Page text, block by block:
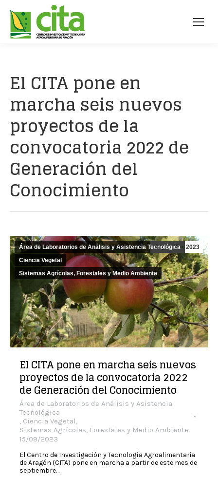
El CITA pone en
marcha seis nuevos
proyectos de la
convocatoria 2022 de
Generación del
Conocimiento
Sep 15 2023
Área de Laboratorios de Análisis y Asistencia Tecnológica
Ciencia Vegetal
Sistemas Agrícolas, Forestales y Medio Ambiente
El CITA pone en marcha seis nuevos
proyectos de la convocatoria 2022
de Generación del Conocimiento
Área de Laboratorios de Análisis y Asistencia
Tecnológica
, Ciencia Vegetal,
Sistemas Agrícolas, Forestales y Medio Ambiente
15/09/2023
El Centro de Investigación y Tecnología Agroalimentaria
de Aragón (CITA) pone en marcha a partir de este mes de
septiembre…